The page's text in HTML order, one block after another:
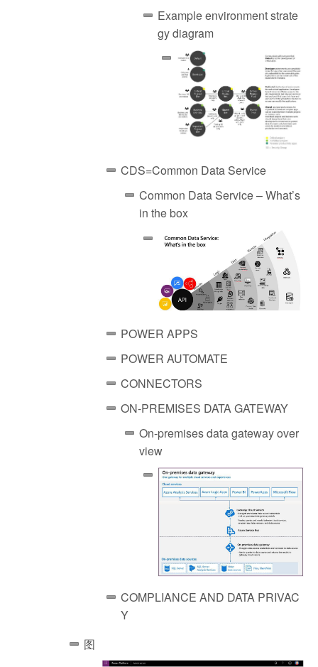
Example environment strate
gy diagram
CDS=Common Data Service
Common Data Service – What’s
in the box
POWER APPS
POWER AUTOMATE
CONNECTORS
ON-PREMISES DATA GATEWAY
On-premises data gateway over
view
COMPLIANCE AND DATA PRIVAC
Y
图